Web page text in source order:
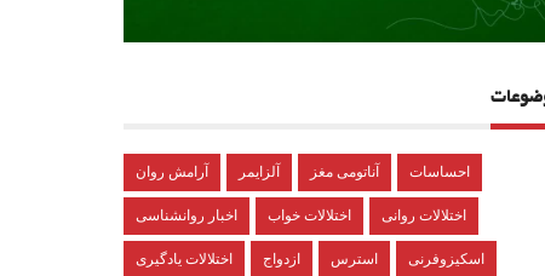
آرامش روان آلزایمر آناتومی مغز احساسات
اخبار روانشناسی اختلالات خواب اختلالات روانی
اختلالات یادگیری ازدواج استرس اسکیزوفرنی